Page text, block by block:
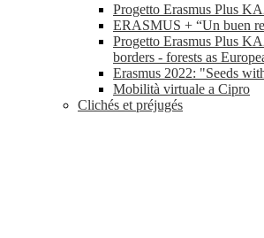
Progetto Erasmus Plus
ERASMUS + “Un buen
Progetto Erasmus Plus
borders - forests as
Erasmus 2022: "Seeds
Mobilità virtuale a Cipro
Clichés et préjugés